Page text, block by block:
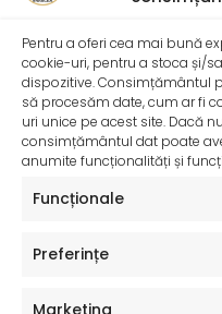
Pentru a oferi cea mai bună
cookie-uri, pentru a stoca și/
dispozitive. Consimțământul
să procesăm date, cum ar fi
uri unice pe acest site. Dacă
consimțământul dat poate
anumite funcționalități și
Funcționale
Preferințe
Marketing